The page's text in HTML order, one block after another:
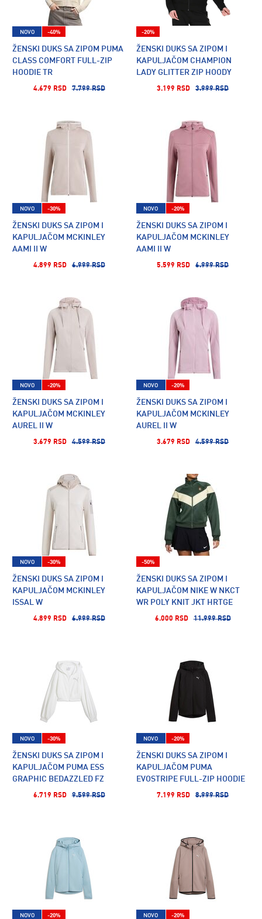
ŽENSKI DUKS SA ZIPOM PUMA
CLASS COMFORT FULL-ZIP
HOODIE TR
4.679 RSD 7.799 RSD
NOVO -40%
ŽENSKI DUKS SA ZIPOM I
KAPULJAČOM CHAMPION
LADY GLITTER ZIP HOODY
3.199 RSD 3.999 RSD
-20%
ŽENSKI DUKS SA ZIPOM I
KAPULJAČOM MCKINLEY
AAMI II W
4.899 RSD 6.999 RSD
NOVO -30%
ŽENSKI DUKS SA ZIPOM I
KAPULJAČOM MCKINLEY
AAMI II W
5.599 RSD 6.999 RSD
NOVO -20%
ŽENSKI DUKS SA ZIPOM I
KAPULJAČOM MCKINLEY
AUREL II W
3.679 RSD 4.599 RSD
NOVO -20%
ŽENSKI DUKS SA ZIPOM I
KAPULJAČOM MCKINLEY
AUREL II W
3.679 RSD 4.599 RSD
NOVO -20%
ŽENSKI DUKS SA ZIPOM I
KAPULJAČOM MCKINLEY
ISSAL W
4.899 RSD 6.999 RSD
NOVO -30%
ŽENSKI DUKS SA ZIPOM I
KAPULJAČOM NIKE W NKCT
WR POLY KNIT JKT HRTGE
6.000 RSD 11.999 RSD
-50%
ŽENSKI DUKS SA ZIPOM I
KAPULJAČOM PUMA ESS
GRAPHIC BEDAZZLED FZ
HOODIE TR
6.719 RSD 9.599 RSD
NOVO -30%
ŽENSKI DUKS SA ZIPOM I
KAPULJAČOM PUMA
EVOSTRIPE FULL-ZIP HOODIE
7.199 RSD 8.999 RSD
NOVO -20%
NOVO -20% NOVO -20%